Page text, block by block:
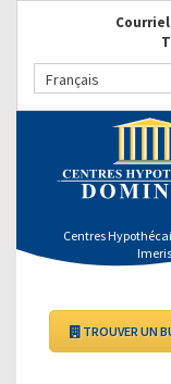
Français
Centres
Imeris
TROUVER UN